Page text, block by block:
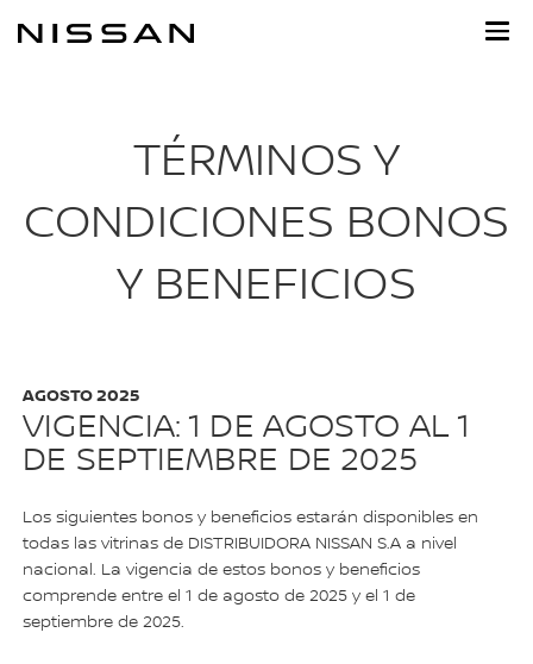
TÉRMINOS Y
CONDICIONES BONOS
Y BENEFICIOS
VIGENCIA: 1 DE AGOSTO AL 1
DE SEPTIEMBRE DE 2025
AGOSTO 2025
Los siguientes bonos y beneficios estarán disponibles en
todas las vitrinas de DISTRIBUIDORA NISSAN S.A a nivel
nacional. La vigencia de estos bonos y beneficios
comprende entre el 1 de agosto de 2025 y el 1 de
septiembre de 2025.